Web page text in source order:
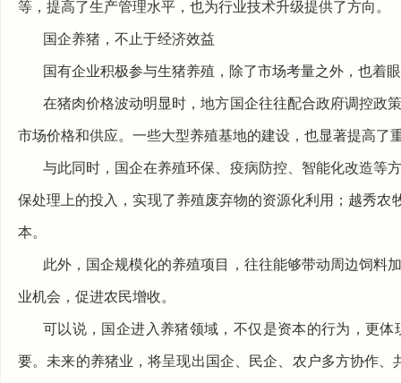
等，提高了生产管理水平，也为行业技术升级提供了方向。
国企养猪，不止于经济效益
国有企业积极参与生猪养殖，除了市场考量之外，也着
在猪肉价格波动明显时，地方国企往往配合政府调控政
市场价格和供应。一些大型养殖基地的建设，也显著提高了
与此同时，国企在养殖环保、疫病防控、智能化改造等
保处理上的投入，实现了养殖废弃物的资源化利用；越秀农
本。
此外，国企规模化的养殖项目，往往能够带动周边饲料
业机会，促进农民增收。
可以说，国企进入养猪领域，不仅是资本的行为，更
要。未来的养猪业，将呈现出国企、民企、农户多方协作